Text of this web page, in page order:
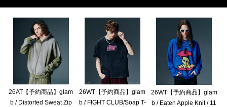
26AT【予約商品】glam
b / Distorted Sweat Zip
26WT【予約商品】glam
b / FIGHT CLUB/Soap T-
26WT【予約商品】glam
b / Eaten Apple Knit / 11